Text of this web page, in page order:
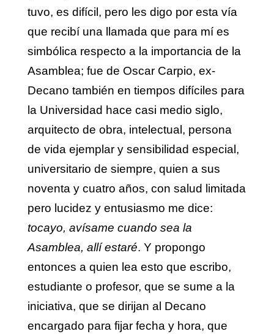
tuvo, es difícil, pero les digo por esta vía
que recibí una llamada que para mí es
simbólica respecto a la importancia de la
Asamblea; fue de Oscar Carpio, ex-
Decano también en tiempos difíciles para
la Universidad hace casi medio siglo,
arquitecto de obra, intelectual, persona
de vida ejemplar y sensibilidad especial,
universitario de siempre, quien a sus
noventa y cuatro años, con salud limitada
pero lucidez y entusiasmo me dice:
tocayo, avísame cuando sea la
Asamblea, allí estaré. Y propongo
entonces a quien lea esto que escribo,
estudiante o profesor, que se sume a la
iniciativa, que se dirijan al Decano
encargado para fijar fecha y hora, que